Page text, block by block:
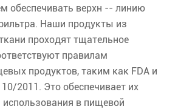
обеспечивать верхн -- линию
Наши продукты из
проходят тщательное
правилам
продуктов, таким как FDA и
2011. Это обеспечивает их
использования в пищевой